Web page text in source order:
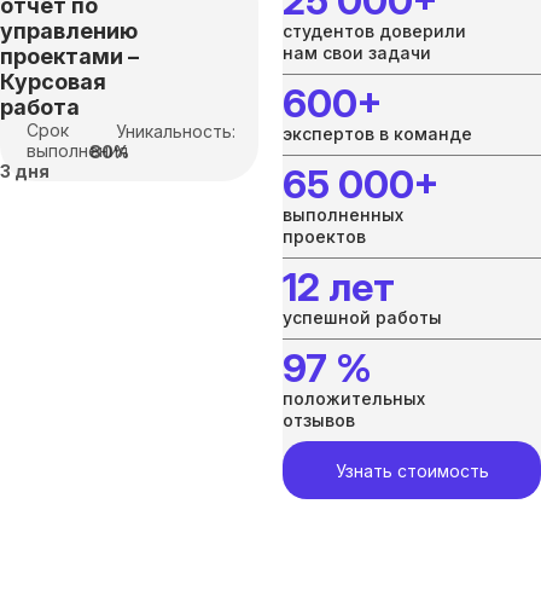
отчёт по
управлению
проектами –
Курсовая
работа
Срок
выполнения
3 дня
Уникальность:
80%
студентов доверили
нам свои задачи
600+
экспертов в команде
65 000+
выполненных
проектов
12 лет
успешной работы
97 %
положительных
отзывов
Узнать стоимость